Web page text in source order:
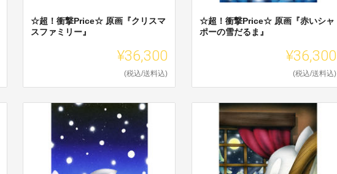
☆超！衝撃Price☆ 原画『クリスマ
スファミリー』
¥36,300
(税込/送料込)
☆超！衝撃Price☆ 原画『赤いシャ
ポーの雪だるま』
¥36,300
(税込/送料込)